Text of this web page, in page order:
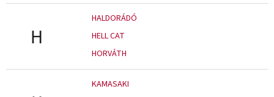
H
HALDORÁDÓ
HELL CAT
HORVÁTH
KAMASAKI